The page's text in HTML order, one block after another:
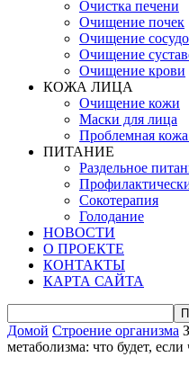
Очистка печени
Очищение почек
Очищение
Очищение
Очищение крови
КОЖА ЛИЦА
Очищение кожи
Маски для лица
Проблемная
ПИТАНИЕ
Раздельное
Сокотерапия
Голодание
НОВОСТИ
О ПРОЕКТЕ
КОНТАКТЫ
КАРТА САЙТА
Домой Строение организма
метаболизма: что будет, если